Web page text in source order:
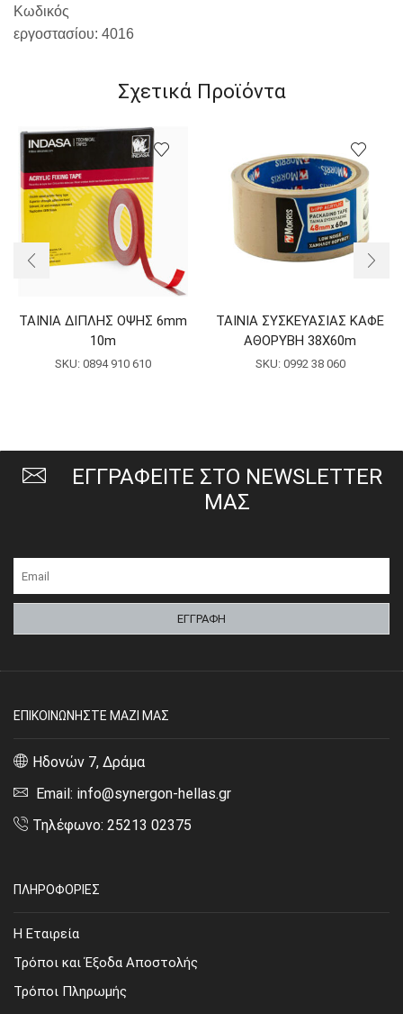
Κωδικός
εργοστασίου: 4016
Σχετικά Προϊόντα
ΤΑΙΝΙΑ ΔΙΠΛΗΣ ΟΨΗΣ 6mm
10m
SKU: 0894 910 610
ΤΑΙΝΙΑ ΣΥΣΚΕΥΑΣΙΑΣ ΚΑΦΕ
ΑΘΟΡΥΒΗ 38X60m
SKU: 0992 38 060
ΕΓΓΡΑΦΕΙΤΕ ΣΤΟ NEWSLETTER
ΜΑΣ
ΕΠΙΚΟΙΝΩΝΗΣΤΕ ΜΑΖΙ ΜΑΣ
Ηδονών 7, Δράμα
Email: info@synergon-hellas.gr
Τηλέφωνο: 25213 02375
ΠΛΗΡΟΦΟΡΙΕΣ
Η Εταιρεία
Τρόποι και Έξοδα Αποστολής
Τρόποι Πληρωμής